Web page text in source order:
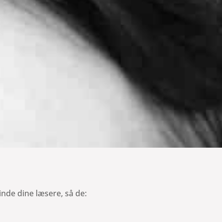
dine læsere, så de: